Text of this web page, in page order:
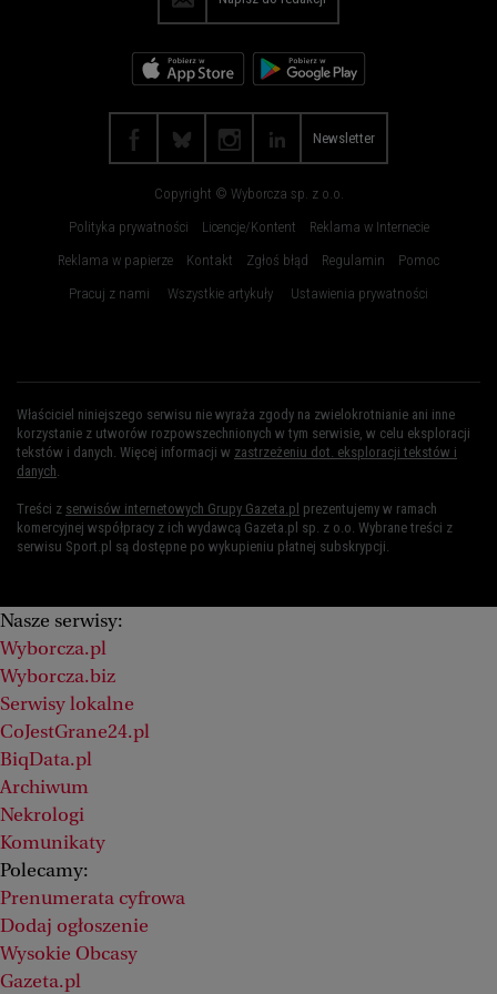
Sosnowiec
Toruń
Wrocław
Zielona Góra
Newsletter
Copyright © Wyborcza sp. z o.o.
Polityka prywatności
Licencje/Kontent
Reklama w Internecie
Reklama w papierze
Kontakt Zgłoś błąd Regulamin
Pomoc
Pracuj z nami
Wszystkie artykuły Ustawienia prywatności
Właściciel niniejszego serwisu nie wyraża zgody na zwielokrotnianie ani inne
korzystanie z utworów rozpowszechnionych w tym serwisie, w celu eksploracji
tekstów i danych. Więcej informacji w zastrzeżeniu dot. eksploracji tekstów i
danych.
Treści z serwisów internetowych Grupy Gazeta.pl prezentujemy w ramach
komercyjnej współpracy z ich wydawcą Gazeta.pl sp. z o.o. Wybrane treści z
serwisu Sport.pl są dostępne po wykupieniu płatnej subskrypcji.
Nasze serwisy:
Wyborcza.pl
Wyborcza.biz
Serwisy lokalne
CoJestGrane24.pl
BiqData.pl
Archiwum
Nekrologi
Komunikaty
Polecamy:
Prenumerata cyfrowa
Dodaj ogłoszenie
Wysokie Obcasy
Gazeta.pl